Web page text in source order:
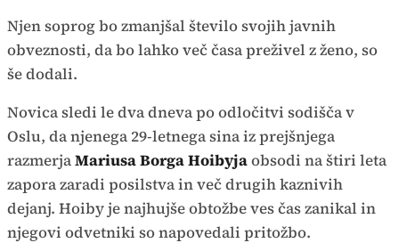
Njen soprog bo zmanjšal število svojih javnih
obveznosti, da bo lahko več časa preživel z ženo, so
še dodali.
Novica sledi le dva dneva po odločitvi sodišča v
Oslu, da njenega 29-letnega sina iz prejšnjega
razmerjaMariusa Borga Hoibyjaobsodi na štiri leta
zapora zaradi posilstva in več drugih kaznivih
dejanj. Hoiby je najhujše obtožbe ves čas zanikal in
njegovi odvetniki so napovedali pritožbo.